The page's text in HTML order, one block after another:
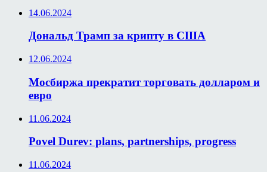
14.06.2024
Дональд Трамп за крипту в США
12.06.2024
Мосбиржа прекратит торговать долларом и
евро
11.06.2024
Povel Durev: plans, partnerships, progress
11.06.2024